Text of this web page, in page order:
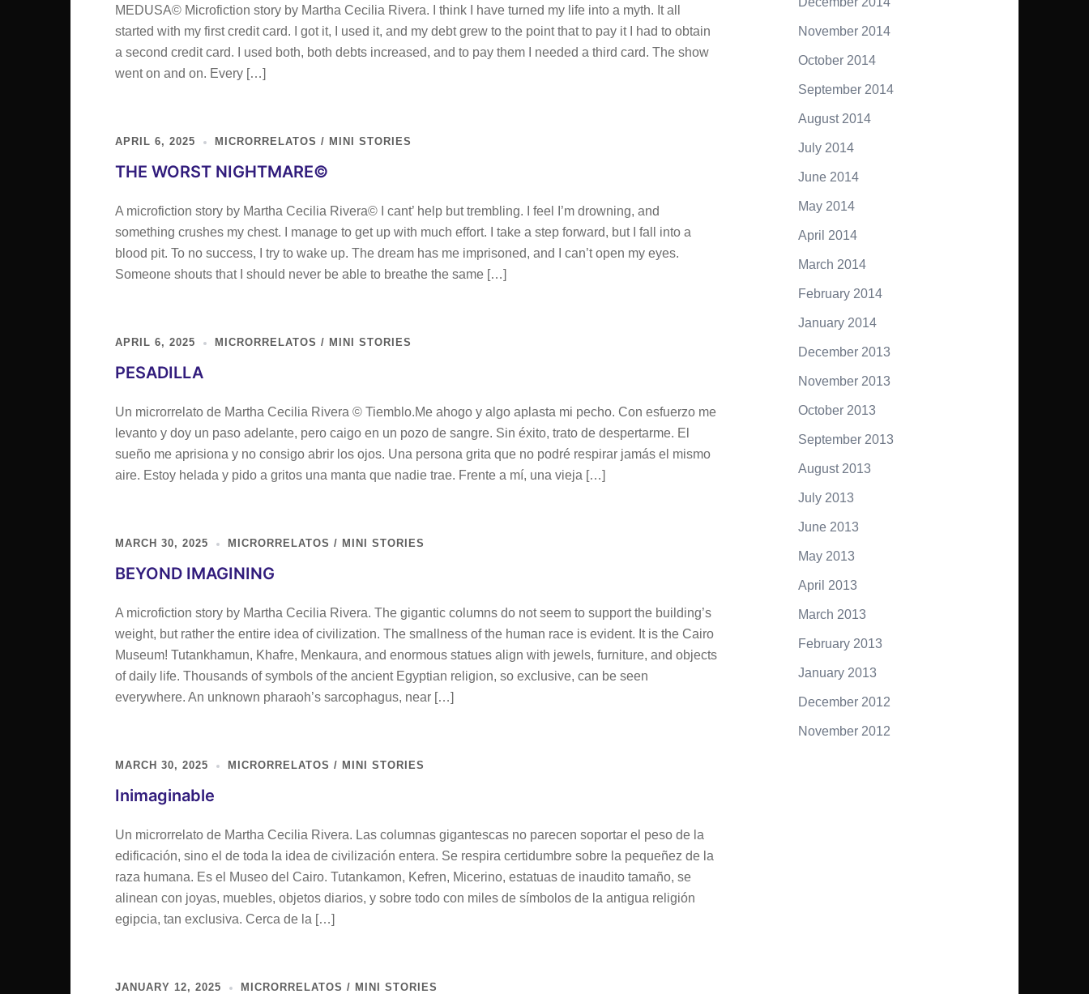
MEDUSA© Microfiction story by Martha Cecilia Rivera. I think I have turned my life into a myth. It all
started with my first credit card. I got it, I used it, and my debt grew to the point that to pay it I had to obtain
a second credit card. I used both, both debts increased, and to pay them I needed a third card. The show
went on and on. Every […]
APRIL 6, 2025 MICRORRELATOS / MINI STORIES
THE WORST NIGHTMARE©
A microfiction story by Martha Cecilia Rivera© I cant’ help but trembling. I feel I’m drowning, and
something crushes my chest. I manage to get up with much effort. I take a step forward, but I fall into a
blood pit. To no success, I try to wake up. The dream has me imprisoned, and I can’t open my eyes.
Someone shouts that I should never be able to breathe the same […]
APRIL 6, 2025 MICRORRELATOS / MINI STORIES
PESADILLA
Un microrrelato de Martha Cecilia Rivera © Tiemblo.Me ahogo y algo aplasta mi pecho. Con esfuerzo me
levanto y doy un paso adelante, pero caigo en un pozo de sangre. Sin éxito, trato de despertarme. El
sueño me aprisiona y no consigo abrir los ojos. Una persona grita que no podré respirar jamás el mismo
aire. Estoy helada y pido a gritos una manta que nadie trae. Frente a mí, una vieja […]
MARCH 30, 2025 MICRORRELATOS / MINI STORIES
BEYOND IMAGINING
A microfiction story by Martha Cecilia Rivera. The gigantic columns do not seem to support the building’s
weight, but rather the entire idea of civilization. The smallness of the human race is evident. It is the Cairo
Museum! Tutankhamun, Khafre, Menkaura, and enormous statues align with jewels, furniture, and objects
of daily life. Thousands of symbols of the ancient Egyptian religion, so exclusive, can be seen
everywhere. An unknown pharaoh’s sarcophagus, near […]
MARCH 30, 2025 MICRORRELATOS / MINI STORIES
Inimaginable
Un microrrelato de Martha Cecilia Rivera. Las columnas gigantescas no parecen soportar el peso de la
edificación, sino el de toda la idea de civilización entera. Se respira certidumbre sobre la pequeñez de la
raza humana. Es el Museo del Cairo. Tutankamon, Kefren, Micerino, estatuas de inaudito tamaño, se
alinean con joyas, muebles, objetos diarios, y sobre todo con miles de símbolos de la antigua religión
egipcia, tan exclusiva. Cerca de la […]
JANUARY 12, 2025 MICRORRELATOS / MINI STORIES
November 2014
October 2014
September 2014
August 2014
July 2014
June 2014
May 2014
April 2014
March 2014
February 2014
January 2014
December 2013
November 2013
October 2013
September 2013
August 2013
July 2013
June 2013
May 2013
April 2013
March 2013
February 2013
January 2013
December 2012
November 2012